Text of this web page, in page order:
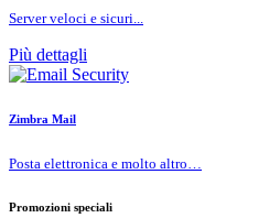
Server veloci e sicuri...
Più dettagli
Zimbra Mail
Posta elettronica e molto altro…
Promozioni speciali